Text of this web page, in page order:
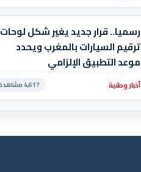
رسميا.. قرار جديد يغير شكل لوحات
ترقيم السيارات بالمغرب ويحدد
موعد التطبيق الإلزامي
أخبار وطنية 4,617 مشاهدة